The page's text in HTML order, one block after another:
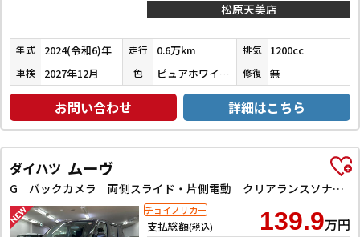
松原天美店
年式 2024(令和6)年 走行 0.6万km 排気 1200cc
車検 2027年12月 色 ピュアホワイトパール 修復 無
お問い合わせ 詳細はこちら
ダイハツ ムーヴ
G バックカメラ 両側スライド・片側電動 クリアランスソナー 衝突被害軽減システム オートライト LEDヘッドランプ スマートキー アイドリングストップ 電動格納ミラー ベンチシート CVT
支払総額(税込) 139.9万円
チョイノリカー